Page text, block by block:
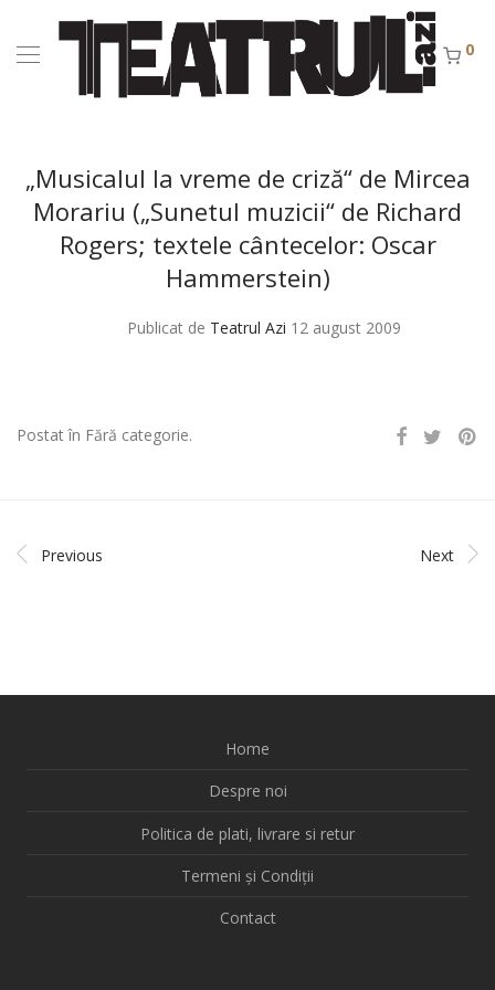
0
„Musicalul la vreme de criză“ de Mircea
Morariu („Sunetul muzicii“ de Richard
Rogers; textele cântecelor: Oscar
Hammerstein)
Publicat de Teatrul Azi 12 august 2009
Postat în Fără categorie.
Previous Next
Home
Despre noi
Politica de plati, livrare si retur
Termeni și Condiții
Contact